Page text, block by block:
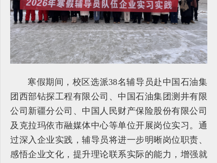
寒假期间，校区选派38名辅导员赴中国石油集
团西部钻探工程有限公司、中国石油集团测井有限
公司新疆分公司、中国人民财产保险股份有限公司
及克拉玛依市融媒体中心等单位开展岗位实习。通
过深入企业实践，辅导员将进一步明晰岗位职责、
感悟企业文化，提升理论联系实际的能力，增强就